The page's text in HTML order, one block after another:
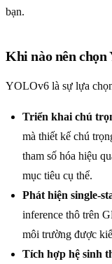
bạn.
Khi nào nên
YOLOv6 là sự lựa
Triển khai chú
mà thiết kế chú
tham số hóa hiệu
mục tiêu cụ thể.
Phát hiện single-
inference thô trên
môi trường được
Tích hợp hệ sinh